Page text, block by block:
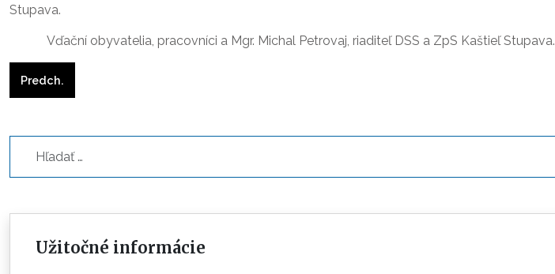
Stupava.
Vďační obyvatelia, pracovníci a Mgr. Michal Petrovaj, riaditeľ DSS a ZpS Kaštieľ Stupava.
Predchádzajúci článok: zákazka na dodanie tovaru - cukor, cukrovinky, kakao, čokoláda, sirupy
Predch.
Užitočné informácie